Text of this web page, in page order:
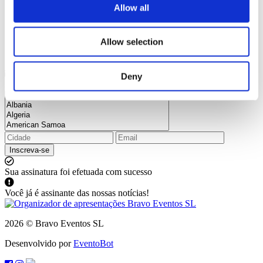
Allow all
Allow selection
Deny
Assine a nossa newsletter e mantenha-se a par de todas as
Inscreva-se
Sua assinatura foi efetuada com sucesso
Você já é assinante das nossas notícias!
2026 © Bravo Eventos SL
Desenvolvido porEventoBot